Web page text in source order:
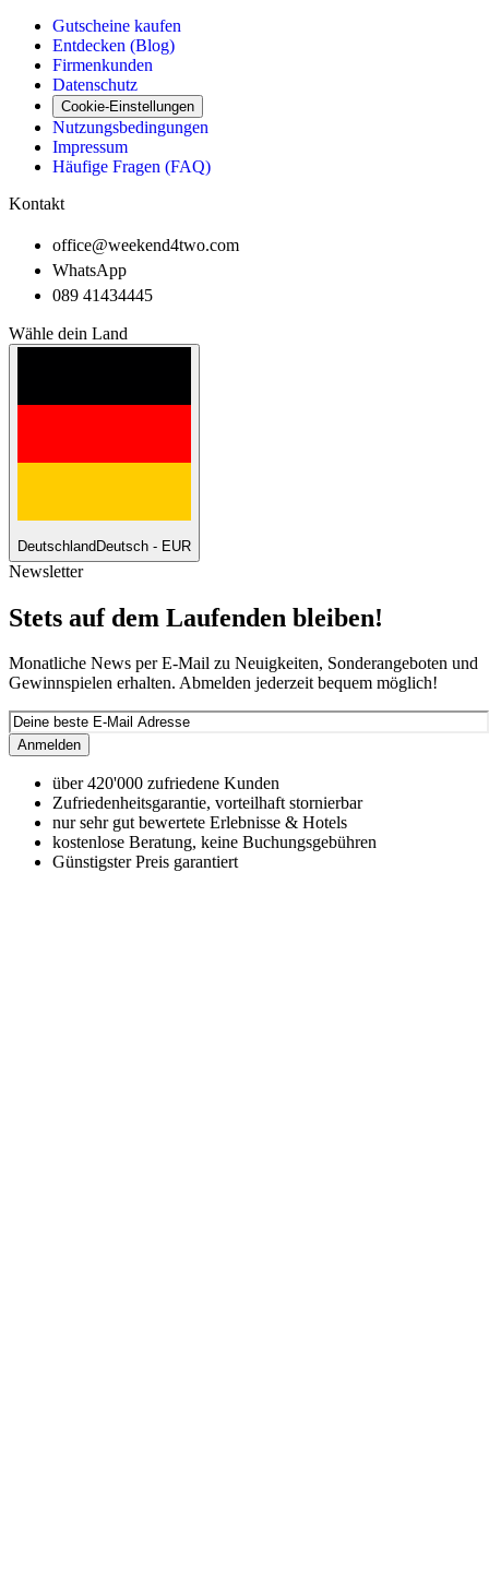
Gutscheine kaufen
Entdecken (Blog)
Firmenkunden
Datenschutz
Cookie-Einstellungen
Nutzungsbedingungen
Impressum
Häufige Fragen (FAQ)
Kontakt
office@weekend4two.com
WhatsApp
089 41434445
Wähle dein Land
DeutschlandDeutsch - EUR
Newsletter
Stets auf dem Laufenden bleiben!
Monatliche News per E-Mail zu Neuigkeiten, Sonderangeboten und
Gewinnspielen erhalten. Abmelden jederzeit bequem möglich!
Anmelden
über 420'000 zufriedene Kunden
Zufriedenheitsgarantie, vorteilhaft stornierbar
nur sehr gut bewertete Erlebnisse & Hotels
kostenlose Beratung, keine Buchungsgebühren
Günstigster Preis garantiert